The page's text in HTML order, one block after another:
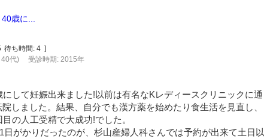
歳に...
待ち時間: 4
40代) 受診時期: 2015年
して妊娠出来ました!以前は有名なKレディースクリニックに通
しました。結果、自分でも漢方薬を始めたり食生活を見直し、
の人工受精で大成功!でした。
がかりだったのが、杉山産婦人科さんでは予約が出来て土日以